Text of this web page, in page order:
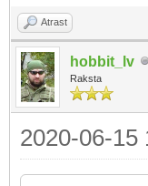
Atrast
hobbit_lv
Raksta
2020-06-15